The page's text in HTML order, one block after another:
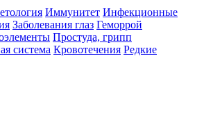
Иммунитет Инфекционные
Заболевания глаз Геморрой
Простуда, грипп
система Кровотечения Редкие